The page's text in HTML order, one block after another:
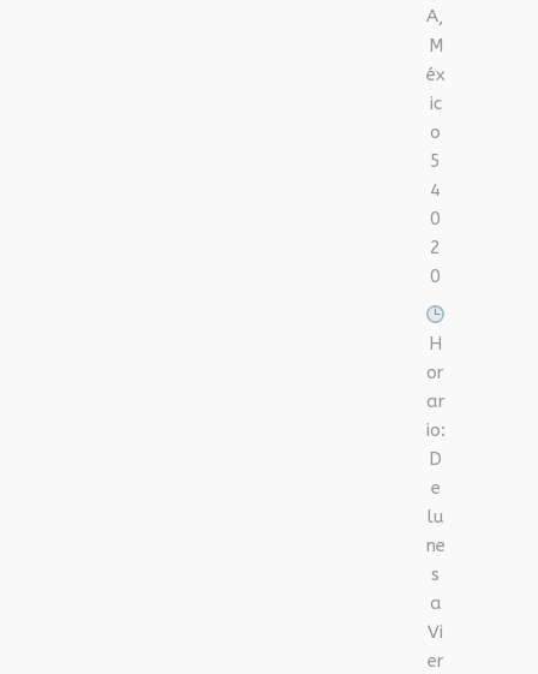
A,
M
éx
ic
o
5
4
0
2
0
H
or
ar
io:
D
e
lu
ne
s
a
Vi
er